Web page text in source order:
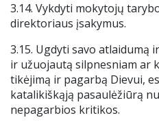
3.14. Vykdyti mokytojų
direktoriaus įsakymus.
3.15. Ugdyti savo atlaidumą
ir užuojautą silpnesniam ar
tikėjimą ir pagarbą Dievui,
katalikiškąją pasaulėžiūrą
nepagarbios kritikos.